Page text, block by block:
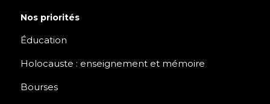
Nos priorités
Éducation
Holocauste : enseignement et mémoire
Bourses